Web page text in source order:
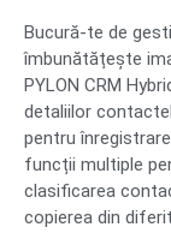
Bucură-te de
îmbunătățește
PYLON CRM
detaliilor
pentru
funcții multiple
clasificarea
copierea din